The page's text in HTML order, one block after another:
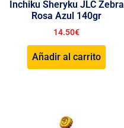
Inchiku Sheryku JLC Zebra
Rosa Azul 140gr
14.50€
Añadir al carrito